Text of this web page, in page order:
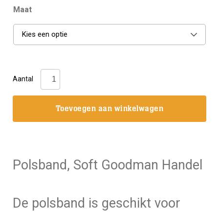
Maat
Kies een optie
Aantal
Wrist
strap,
Toevoegen aan winkelwagen
Polsband, Soft Goodman Handel
De polsband is geschikt voor